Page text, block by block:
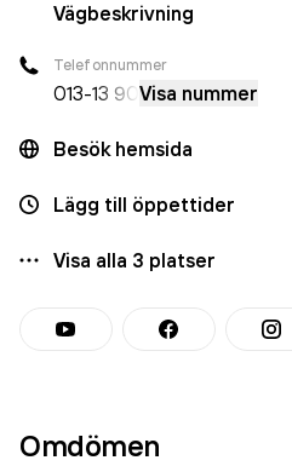
Vägbeskrivning
Telefonnummer
013-13 90 Visa nummer
Besök hemsida
Lägg till öppettider
Visa alla 3 platser
Omdömen